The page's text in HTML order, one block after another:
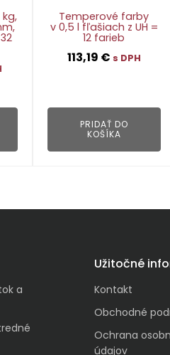
Temperové farby
v 0,5 l fľašiach z UH =
12 farieb
113,19 € s DPH
PRIDAŤ DO
KOŠÍKA
a
Užitočné
Kontakt
Obchodné
Ochrana
údajov